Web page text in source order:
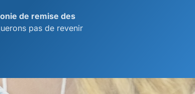
de remise des
pas de revenir